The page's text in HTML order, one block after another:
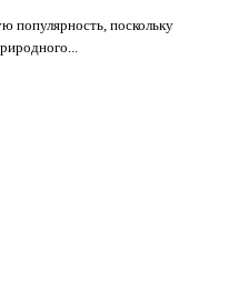
популярность, поскольку